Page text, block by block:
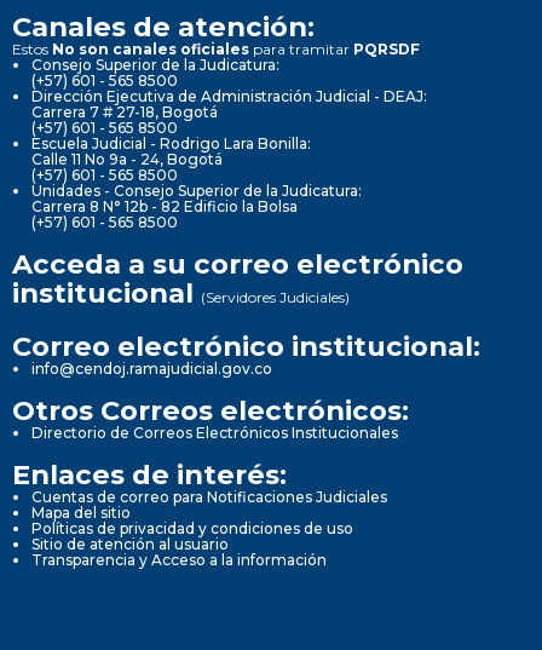
Canales de atención:
Estos No son canales oficiales para tramitar PQRSDF
Consejo Superior de la Judicatura:
(+57) 601 - 565 8500
Dirección Ejecutiva de Administración Judicial - DEAJ:
Carrera 7 # 27-18, Bogotá
(+57) 601 - 565 8500
Escuela Judicial - Rodrigo Lara Bonilla:
Calle 11 No 9a - 24, Bogotá
(+57) 601 - 565 8500
Unidades - Consejo Superior de la Judicatura:
Carrera 8 N° 12b - 82 Edificio la Bolsa
(+57) 601 - 565 8500
Acceda a su correo electrónico
institucional (Servidores Judiciales)
Correo electrónico institucional:
info@cendoj.ramajudicial.gov.co
Otros Correos electrónicos:
Directorio de Correos Electrónicos Institucionales
Enlaces de interés:
Cuentas de correo para Notificaciones Judiciales
Mapa del sitio
Políticas de privacidad y condiciones de uso
Sitio de atención al usuario
Transparencia y Acceso a la información